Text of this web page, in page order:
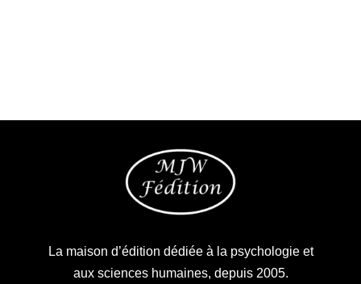
La maison d’édition dédiée à la psychologie et
aux sciences humaines, depuis 2005.